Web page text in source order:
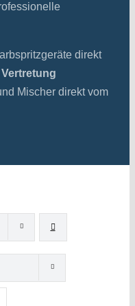
direkt
Mischer direkt vom